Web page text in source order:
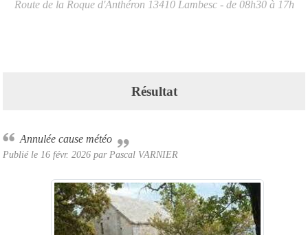
Route de la Roque d'Anthéron 13410 Lambesc - de 08h30 à 17h
Résultat
Annulée cause météo
Publié le 16 févr. 2026 par Pascal VARNIER